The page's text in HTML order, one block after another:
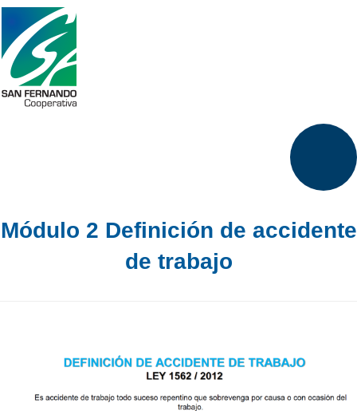
Módulo 2 Definición de accidente
de trabajo